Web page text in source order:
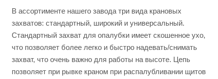
В ассортименте нашего завода три вида крановых
захватов: стандартный, широкий и универсальный.
Стандартный захват для опалубки имеет скошенное ухо,
что позволяет более легко и быстро надевать/снимать
захват, что очень важно для работы на высоте. Цепь
позволяет при рывке краном при распалубливании щитов